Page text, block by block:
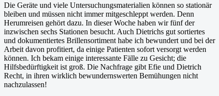
Die Geräte und viele Untersuchungsmaterialien können so stationär
bleiben und müssen nicht immer mitgeschleppt werden. Denn
Herumreisen gehört dazu. In dieser Woche haben wir fünf der
inzwischen sechs Stationen besucht. Auch Dietrichs gut sortiertes
und dokumentiertes Brillensortiment habe ich bewundert und bei der
Arbeit davon profitiert, da einige Patienten sofort versorgt werden
können. Ich bekam einige interessante Fälle zu Gesicht; die
Hilfsbedürftigkeit ist groß. Die Nachfrage gibt Efie und Dietrich
Recht, in ihren wirklich bewundernswerten Bemühungen nicht
nachzulassen!